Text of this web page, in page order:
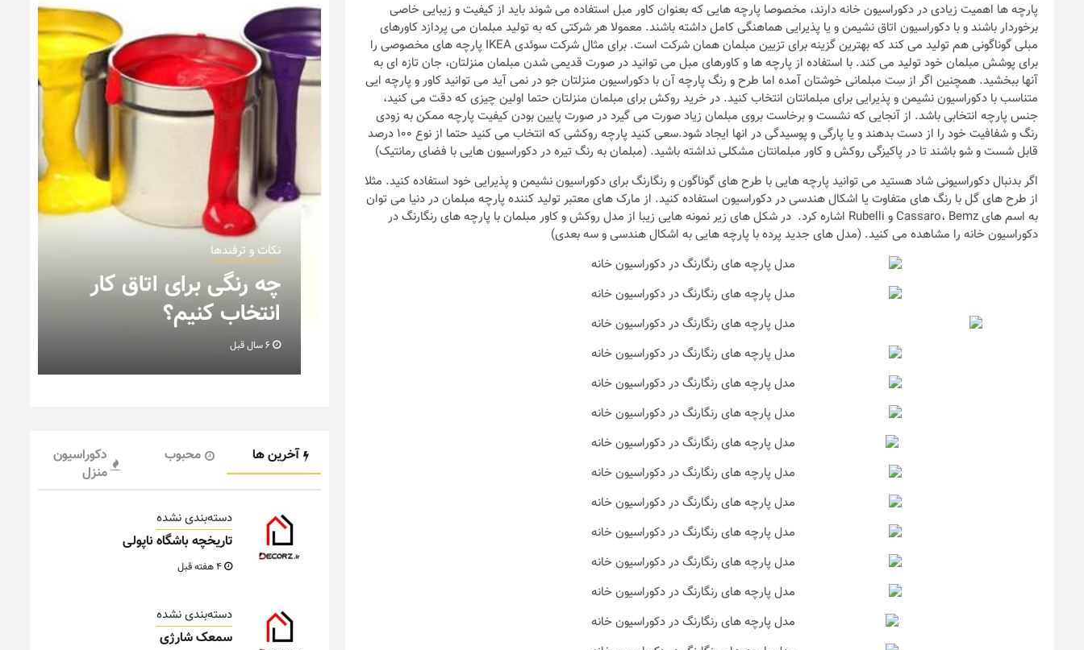
پارچه ها اهمیت زیادی در دکوراسیون خانه دارند، مخصوصا پارچه هایی که بعنوان کاور مبل استفاده می شوند باید از کیفیت و زیبایی خاصی
برخوردار باشند و با دکوراسیون اتاق نشیمن و یا پذیرایی هماهنگی کامل داشته باشند. معمولا هر شرکتی که به تولید مبلمان می پردازد کاورهای
مبلی گوناگونی هم تولید می کند که بهترین گزینه برای تزیین مبلمان همان شرکت است. برای مثال شرکت سوئدی IKEA پارچه های مخصوصی را
برای پوشش مبلمان خود تولید می کند. با استفاده از پارچه ها و کاورهای مبل می توانید در صورت قدیمی شدن مبلمان منزلتان، جان تازه ای به
آنها ببخشید. همچنین اگر از سِت مبلمانی خوشتان آمده اما طرح و رنگ پارچه آن با دکوراسیون منزلتان جو در نمی آید می توانید کاور و پارچه ایی
متناسب با دکوراسیون نشیمن و پذیرایی برای مبلمانتان انتخاب کنید. در خرید روکش برای مبلمان منزلتان حتما اولین چیزی که دقت می کنید،
جنس پارچه انتخابی باشد. از آنجایی که نشست و برخاست بروی مبلمان زیاد صورت می گیرد در صورت پایین بودن کیفیت پارچه ممکن به زودی
رنگ و شفافیت خود را از دست بدهند و یا پارگی و پوسیدگی در انها ایجاد شود.سعی کنید پارچه روکشی که انتخاب می کنید حتما از نوع ۱۰۰ درصد
قابل شست و شو باشند تا در پاکیزگی روکش و کاور مبلمانتان مشکلی نداشته باشید. (مبلمان به رنگ تیره در دکوراسیون هایی با فضای رمانتیک)
اگر بدنبال دکوراسیونی شاد هستید می توانید پارچه هایی با طرح های گوناگون و رنگارنگ برای دکوراسیون نشیمن و پذیرایی خود استفاده کنید. مثلا
از طرح های گل با رنگ های متفاوت یا اشکال هندسی در دکوراسیون استفاده کنید. از مارک های معتبر تولید کننده پارچه مبلمان در دنیا می توان
به اسم های Cassaro، Bemz و Rubelli اشاره کرد. در شکل های زیر نمونه هایی زیبا از مدل روکش و کاور مبلمان با پارچه های رنگارنگ در
دکوراسیون خانه را مشاهده می کنید. (مدل های جدید پرده با پارچه هایی به اشکال هندسی و سه بعدی)
دکوراسیون مدرن در خانه
های ایرانی
نکات و ترفندها
نکات و ترفندها
چه رنگی برای اتاق کار
انتخاب کنیم؟
آخرین ها محبوب
دکوراسیون
منزل
دسته‌بندی نشده
تاریخچه باشگاه ناپولی
دسته‌بندی نشده
سمعک شارژی